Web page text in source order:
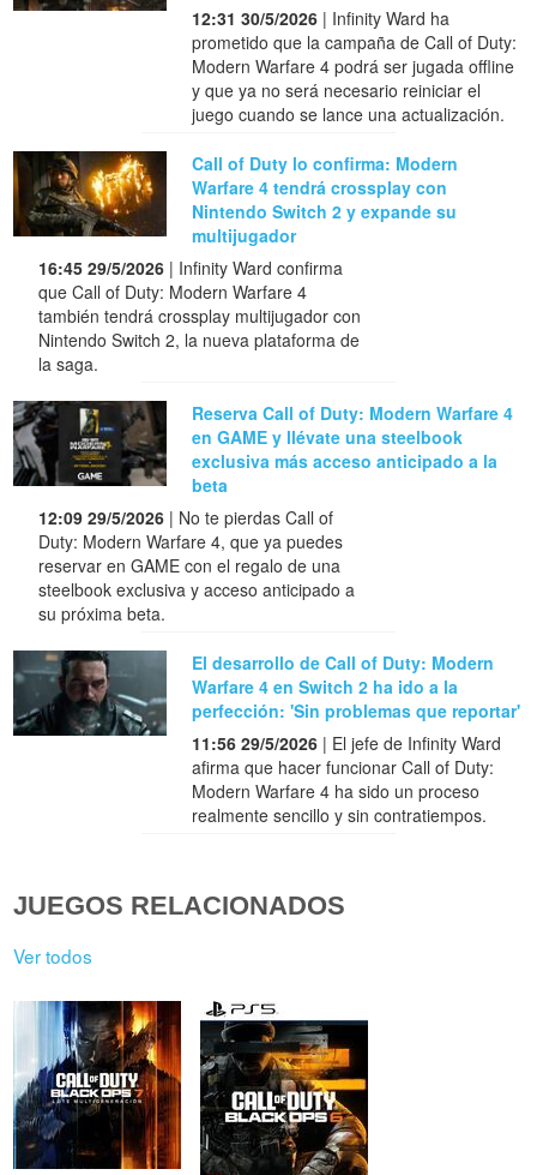
12:31 30/5/2026 | Infinity Ward ha
prometido que la campaña de Call of Duty:
Modern Warfare 4 podrá ser jugada offline
y que ya no será necesario reiniciar el
juego cuando se lance una actualización.
Call of Duty lo confirma: Modern
Warfare 4 tendrá crossplay con
Nintendo Switch 2 y expande su
multijugador
16:45 29/5/2026 | Infinity Ward confirma
que Call of Duty: Modern Warfare 4
también tendrá crossplay multijugador con
Nintendo Switch 2, la nueva plataforma de
la saga.
Reserva Call of Duty: Modern Warfare 4
en GAME y llévate una steelbook
exclusiva más acceso anticipado a la
beta
12:09 29/5/2026 | No te pierdas Call of
Duty: Modern Warfare 4, que ya puedes
reservar en GAME con el regalo de una
steelbook exclusiva y acceso anticipado a
su próxima beta.
El desarrollo de Call of Duty: Modern
Warfare 4 en Switch 2 ha ido a la
perfección: 'Sin problemas que reportar'
11:56 29/5/2026 | El jefe de Infinity Ward
afirma que hacer funcionar Call of Duty:
Modern Warfare 4 ha sido un proceso
realmente sencillo y sin contratiempos.
JUEGOS RELACIONADOS
Ver todos